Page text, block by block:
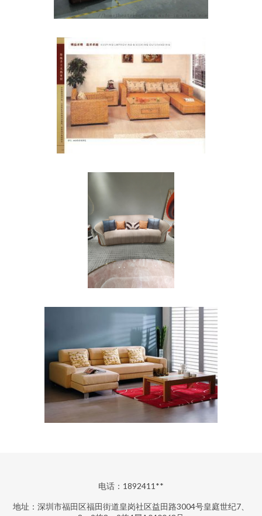
电话：1892411**
地址：深圳市福田区福田街道皇岗社区益田路3004号皇庭世纪7、